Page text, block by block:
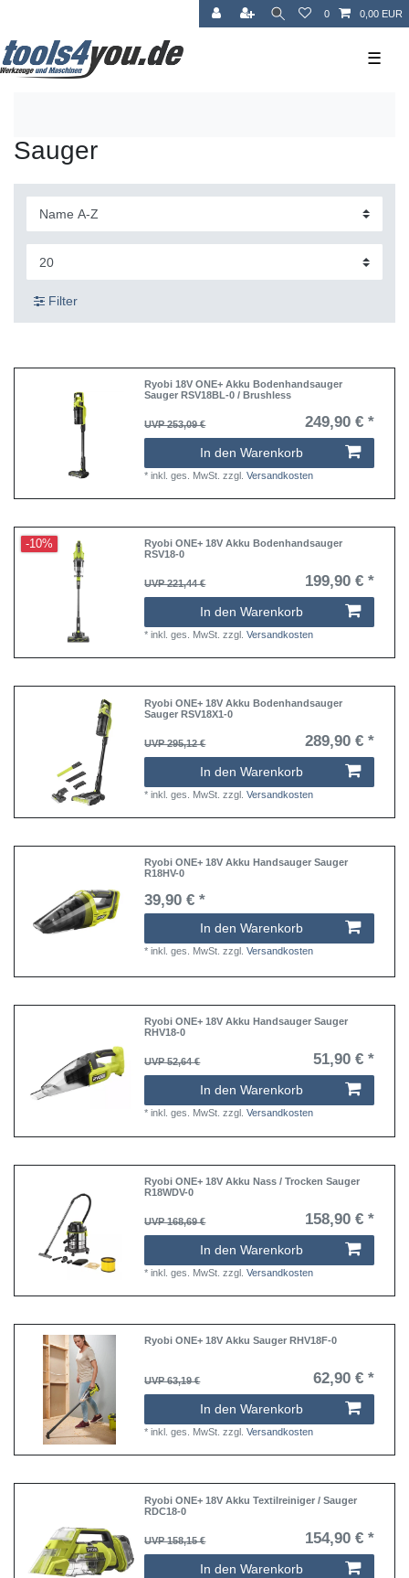
0 0,00 EUR
☰
Sauger
Filter
Ryobi 18V ONE+ Akku Bodenhandsauger
Sauger RSV18BL-0 / Brushless
UVP 253,09 € 249,90 € *
In den Warenkorb
*inkl. ges. MwSt. zzgl.Versandkosten
-10%
Ryobi ONE+ 18V Akku Bodenhandsauger
RSV18-0
UVP 221,44 € 199,90 € *
In den Warenkorb
*inkl. ges. MwSt. zzgl.Versandkosten
Ryobi ONE+ 18V Akku Bodenhandsauger
Sauger RSV18X1-0
UVP 295,12 € 289,90 € *
In den Warenkorb
*inkl. ges. MwSt. zzgl.Versandkosten
Ryobi ONE+ 18V Akku Handsauger Sauger
R18HV-0
39,90 € *
In den Warenkorb
*inkl. ges. MwSt. zzgl.Versandkosten
Ryobi ONE+ 18V Akku Handsauger Sauger
RHV18-0
UVP 52,64 € 51,90 € *
In den Warenkorb
*inkl. ges. MwSt. zzgl.Versandkosten
Ryobi ONE+ 18V Akku Nass / Trocken Sauger
R18WDV-0
UVP 168,69 € 158,90 € *
In den Warenkorb
*inkl. ges. MwSt. zzgl.Versandkosten
Ryobi ONE+ 18V Akku Sauger RHV18F-0
UVP 63,19 € 62,90 € *
In den Warenkorb
*inkl. ges. MwSt. zzgl.Versandkosten
Ryobi ONE+ 18V Akku Textilreiniger / Sauger
RDC18-0
UVP 158,15 € 154,90 € *
In den Warenkorb